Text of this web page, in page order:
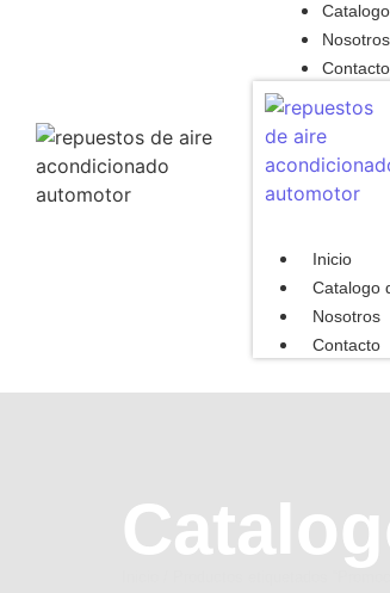
Nosotros
Contacto
Inicio
Catalogo
Nosotros
Contacto